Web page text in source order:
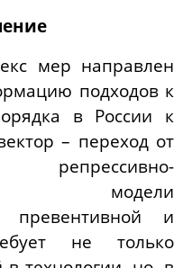
мер направлен
подходов к
в России к
– переход от
модели
превентивной и
не только